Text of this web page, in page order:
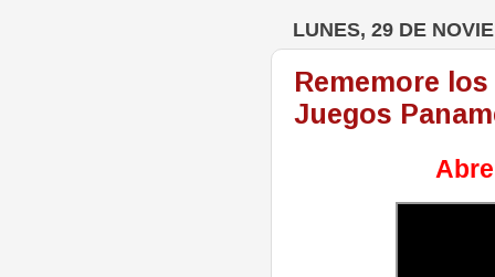
LUNES, 29 DE
Rememore
Juegos